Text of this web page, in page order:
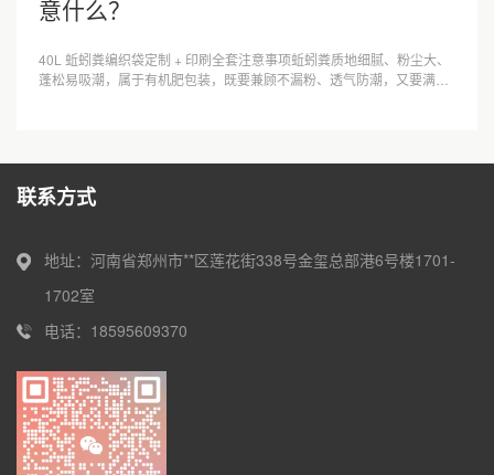
意什么？
40L 蚯蚓粪编织袋定制 + 印刷全套注意事项蚯蚓粪质地细腻、粉尘大、
蓬松易吸潮，属于有机肥包装，既要兼顾不漏粉、透气防潮，又要满足
联系方式
地址：河南省郑州市**区莲花街338号金玺总部港6号楼1701-
1702室
电话：18595609370